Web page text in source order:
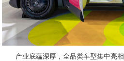
产业底蕴深厚，全品类车型集中亮相